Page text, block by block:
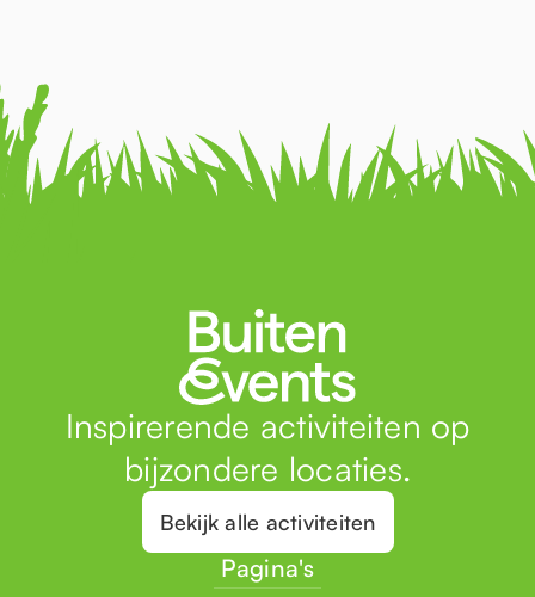
Inspirerende activiteiten op
bijzondere locaties.
Bekijk alle activiteiten
Pagina's